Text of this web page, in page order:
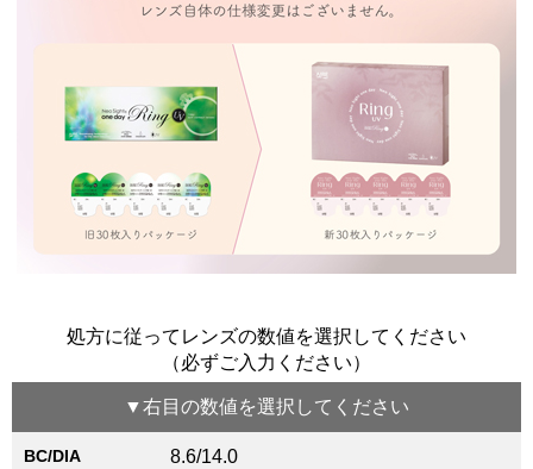
処方に従ってレンズの数値を選択してください
（必ずご入力ください）
▼右目 の数値を選択してください
BC/DIA 8.6/14.0